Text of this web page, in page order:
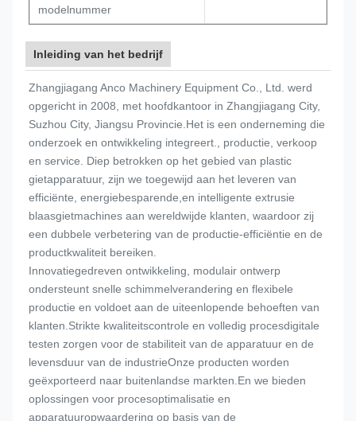
modelnummer
Inleiding van het bedrijf
Zhangjiagang Anco Machinery Equipment Co., Ltd. werd
opgericht in 2008, met hoofdkantoor in Zhangjiagang City,
Suzhou City, Jiangsu Provincie.Het is een onderneming die
onderzoek en ontwikkeling integreert., productie, verkoop
en service. Diep betrokken op het gebied van plastic
gietapparatuur, zijn we toegewijd aan het leveren van
efficiënte, energiebesparende,en intelligente extrusie
blaasgietmachines aan wereldwijde klanten, waardoor zij
een dubbele verbetering van de productie-efficiëntie en de
productkwaliteit bereiken.
Innovatiegedreven ontwikkeling, modulair ontwerp
ondersteunt snelle schimmelverandering en flexibele
productie en voldoet aan de uiteenlopende behoeften van
klanten.Strikte kwaliteitscontrole en volledig procesdigitale
testen zorgen voor de stabiliteit van de apparatuur en de
levensduur van de industrieOnze producten worden
geëxporteerd naar buitenlandse markten.En we bieden
oplossingen voor procesoptimalisatie en
apparatuuropwaardering op basis van de